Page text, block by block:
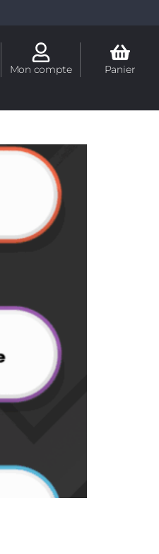
Mon compte Panier